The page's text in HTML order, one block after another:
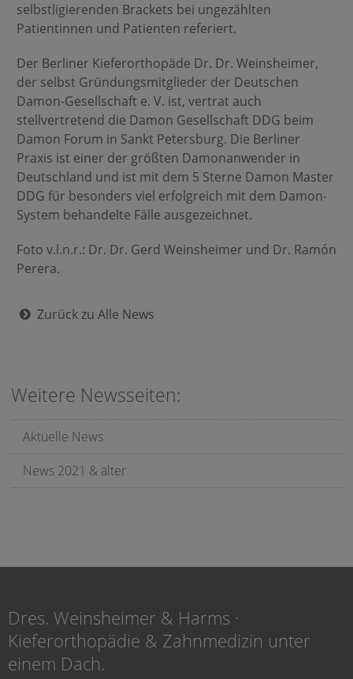
selbstligierenden Brackets bei ungezählten
Patientinnen und Patienten referiert.
Der Berliner Kieferorthopäde Dr. Dr. Weinsheimer,
der selbst Gründungsmitglieder der Deutschen
Damon-Gesellschaft e. V. ist, vertrat auch
stellvertretend die Damon Gesellschaft DDG beim
Damon Forum in Sankt Petersburg. Die Berliner
Praxis ist einer der größten Damonanwender in
Deutschland und ist mit dem 5 Sterne Damon Master
DDG für besonders viel erfolgreich mit dem Damon-
System behandelte Fälle ausgezeichnet.
Foto v.l.n.r.: Dr. Dr. Gerd Weinsheimer und Dr. Ramón
Perera.
Zurück zu Alle News
Weitere Newsseiten:
Aktuelle News
News 2021 & älter
Dres. Weinsheimer & Harms ·
Kieferorthopädie & Zahnmedizin unter
einem Dach.